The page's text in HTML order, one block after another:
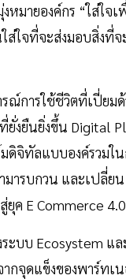
หมายองค์กร “ใส่ใจ
ส่ใจที่จะส่งมอบสิ่งที่จ
ณ์การใช้ชีวิตที่เปี่ยม
ยั่งยืนยิ่งขึ้น Digital
จิทัลแบบองค์รวมใน
มารบกวน และเปลี่ย
ยุค E Commerce
ระบบ Ecosystem แ
กจุดแข็งของพาร์ทเ